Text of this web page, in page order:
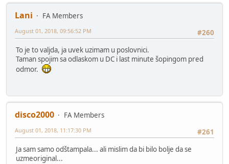
Lani
FA Members
#260
August 01, 2018, 09:56:52 PM
To je to valjda, ja uvek uzimam u poslovnici.
Taman spojim sa odlaskom u DC i last minute šopingom pred
odmor.
disco2000
FA Members
#261
August 01, 2018, 11:17:30 PM
Ja sam samo odštampala... ali mislim da bi bilo bolje da se
uzmeoriginal...